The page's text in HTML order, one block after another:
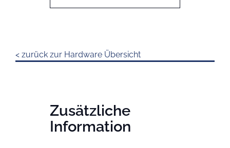
< zurück zur Hardware Übersicht
Zusätzliche
Information